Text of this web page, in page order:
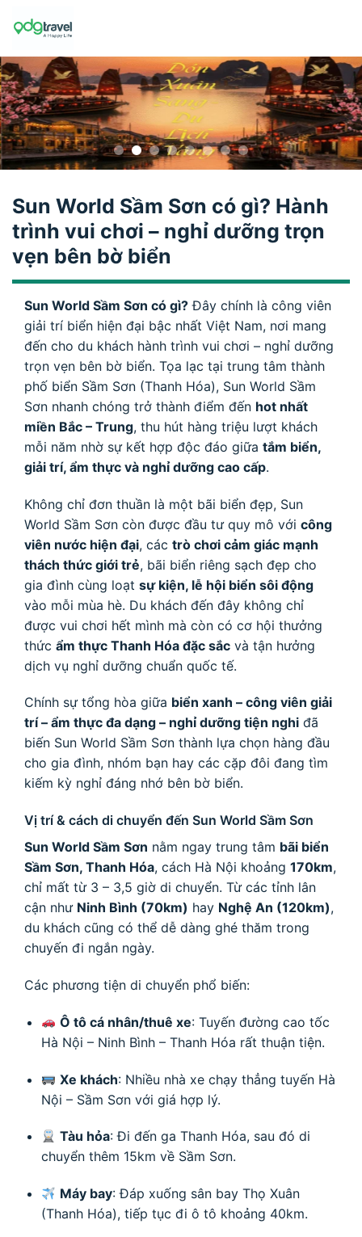
Sun World Sầm Sơn có gì? Hành
trình vui chơi – nghỉ dưỡng trọn
vẹn bên bờ biển
Sun World Sầm Sơn có gì? Đây chính là công viên
giải trí biển hiện đại bậc nhất Việt Nam, nơi mang
đến cho du khách hành trình vui chơi – nghỉ dưỡng
trọn vẹn bên bờ biển. Tọa lạc tại trung tâm thành
phố biển Sầm Sơn (Thanh Hóa), Sun World Sầm
Sơn nhanh chóng trở thành điểm đến hot nhất
miền Bắc – Trung, thu hút hàng triệu lượt khách
mỗi năm nhờ sự kết hợp độc đáo giữa tắm biển,
giải trí, ẩm thực và nghỉ dưỡng cao cấp.
Không chỉ đơn thuần là một bãi biển đẹp, Sun
World Sầm Sơn còn được đầu tư quy mô với công
viên nước hiện đại, các trò chơi cảm giác mạnh
thách thức giới trẻ, bãi biển riêng sạch đẹp cho
gia đình cùng loạt sự kiện, lễ hội biển sôi động
vào mỗi mùa hè. Du khách đến đây không chỉ
được vui chơi hết mình mà còn có cơ hội thưởng
thức ẩm thực Thanh Hóa đặc sắc và tận hưởng
dịch vụ nghỉ dưỡng chuẩn quốc tế.
Chính sự tổng hòa giữa biển xanh – công viên giải
trí – ẩm thực đa dạng – nghỉ dưỡng tiện nghi đã
biến Sun World Sầm Sơn thành lựa chọn hàng đầu
cho gia đình, nhóm bạn hay các cặp đôi đang tìm
kiếm kỳ nghỉ đáng nhớ bên bờ biển.
Vị trí & cách di chuyển đến Sun World Sầm Sơn
Sun World Sầm Sơn nằm ngay trung tâm bãi biển
Sầm Sơn, Thanh Hóa, cách Hà Nội khoảng 170km,
chỉ mất từ 3 – 3,5 giờ di chuyển. Từ các tỉnh lân
cận như Ninh Bình (70km) hay Nghệ An (120km),
du khách cũng có thể dễ dàng ghé thăm trong
chuyến đi ngắn ngày.
Các phương tiện di chuyển phổ biến:
Ô tô cá nhân/thuê xe: Tuyến đường cao tốc
Hà Nội – Ninh Bình – Thanh Hóa rất thuận tiện.
Xe khách: Nhiều nhà xe chạy thẳng tuyến Hà
Nội – Sầm Sơn với giá hợp lý.
Tàu hỏa: Đi đến ga Thanh Hóa, sau đó di
chuyển thêm 15km về Sầm Sơn.
Máy bay: Đáp xuống sân bay Thọ Xuân
(Thanh Hóa), tiếp tục đi ô tô khoảng 40km.